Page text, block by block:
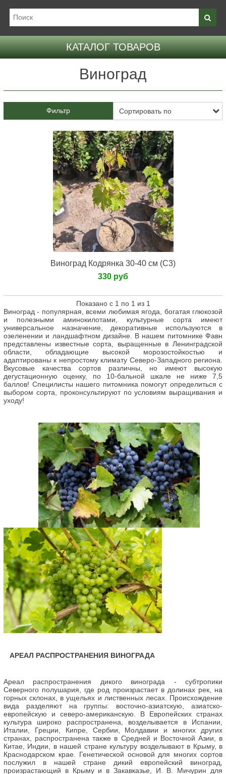
КАТАЛОГ ТОВАРОВ
Виноград
Фильтр
Виноград Кодрянка 30-40 см (С3)
330 руб
Показано с 1 по 1 из 1
Виноград - популярная, всеми любимая ягода, богатая глюкозой
и полезными аминокилотами, культурные сорта имеют
универсальное назначение, декоративные используются в
озеленении и ландшафтном дизайне. В нашем питомнике Фавн
представлены известные сорта, выращенные в Ленинградской
области, обладающие высокой морозостойкостью и
адаптированы к непростому климату Северо-Западного региона.
Вкусовые качества сортов различны, но имеют высокую
дегустационную оценку, по 10-бальной шкале не ниже 7,5
баллов! Специлисты нашего питомника помогут определиться с
выбором сорта, проконсультируют по условиям выращивания и
уходу!
АРЕАЛ РАСПРОСТРАНЕНИЯ ВИНОГРАДА
Ареал распространения дикого винограда - субтропики
Северного полушария, где род произрастает в долинах рек, на
горных склонах, в ущельях и лиственных лесах. Происхождение
вида разделяют на группы: восточно-азиатскую, азиатско-
европейскую и северо-американскую. В Европейских странах
культура широко распространена, возделывается в Испании,
Италии, Греции, Кипре, Сербии, Молдавии и многих других
странах, распространена также в Средней и Восточной Азии, в
Китае, Индии, в нашей стране культуру возделывают в Крыму, в
Краснодарском крае. Генетической основой для многих сортов
послужил в нашей стране дикий европейский виноград,
произрастающий в Крыму и в Закавказье, И. В. Мичурин для